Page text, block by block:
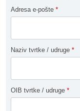
Adresa e-pošte *
Naziv tvrtke / udruge *
OIB tvrtke / udruge *